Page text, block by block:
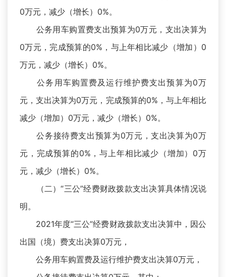
0万元，减少（增长）0%。
公务用车购置费支出预算为0万元，支出决算为
0万元，完成预算的0%，与上年相比减少（增加）0
万元，减少（增长）0%。
公务用车购置费及运行维护费支出预算为0万
元，支出决算为0万元，完成预算的0%，与上年相比
减少（增加）0万元，减少（增长）0%。
公务接待费支出预算为0万元，支出决算为0万
元，完成预算的0%，与上年相比减少（增加）0万
元，减少（增长）0%。
（二）“三公”经费财政拨款支出决算具体情况说
明。
2021年度“三公”经费财政拨款支出决算中，因公
出国（境）费支出决算0万元，
公务用车购置费及运行维护费支出决算0万元，